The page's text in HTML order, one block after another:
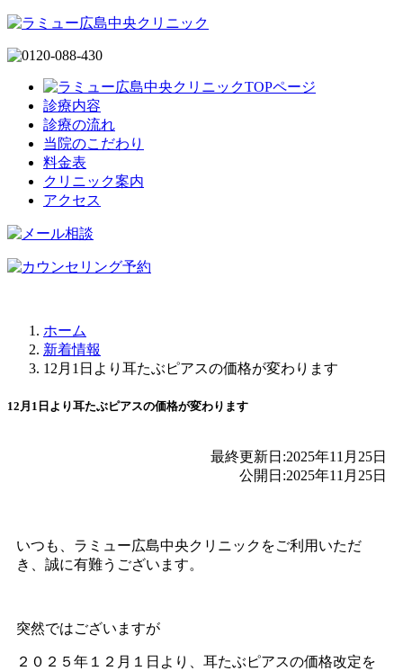
診療内容
診療の流れ
当院のこだわり
料金表
クリニック案内
アクセス
ホーム
新着情報
12月1日より耳たぶピアスの価格が変わります
12月1日より耳たぶピアスの価格が変わります
最終更新日:2025年11月25日
公開日:2025年11月25日
いつも、ラミュー広島中央クリニックをご利用いただ
き、誠に有難うございます。
突然ではございますが
２０２５年１２月１日より、耳たぶピアスの価格改定を